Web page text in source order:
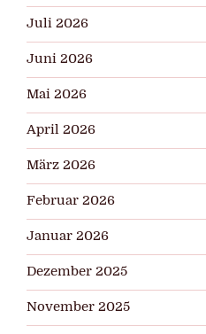
Juli 2026
Juni 2026
Mai 2026
April 2026
März 2026
Februar 2026
Januar 2026
Dezember 2025
November 2025